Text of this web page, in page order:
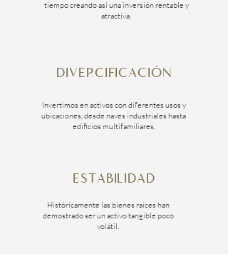
tiempo creando así una inversión rentable y
atractiva.
DIVERCIFICACIÓN
Invertimos en activos con diferentes usos y
ubicaciones, desde naves industriales hasta
edificios multifamiliares.
ESTABILIDAD
Históricamente las bienes raíces han
demostrado ser un activo tangible poco
volátil.